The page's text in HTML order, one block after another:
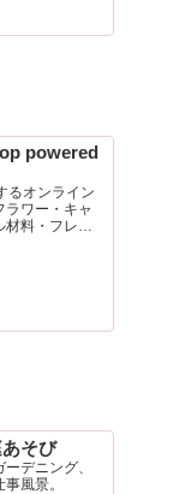
powered
るオンライン
ラワー・キャ
材料・フレグ
そび
デニング、
風景。